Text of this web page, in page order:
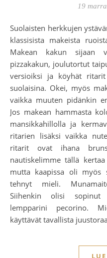
19
Suolaisten herkkujen ystävän mielestä on ihan parasta kun
klassisista makeista
Makean kakun sijaan
pizzakakun, joulutortut
versioiksi ja köyhät
suolaisina. Okei, myös
vaikka muuten pidänkin
Jos makean hammasta
mansikkahillolla ja
ritarien lisäksi vaikka
ritarit ovat ihana
nautiskelimme tällä
mutta kaapissa oli myös
tehnyt mieli.
Siihenkin olisi sopinut
lempparini pecorino.
käyttävät tavallista